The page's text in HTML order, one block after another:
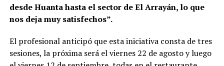
desde Huanta hasta el sector de El Arrayán, lo que
nos deja muy satisfechos”.
El profesional anticipó que esta iniciativa consta de tres
sesiones, la próxima será el viernes 22 de agosto y luego